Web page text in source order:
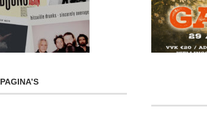
PAGINA’S